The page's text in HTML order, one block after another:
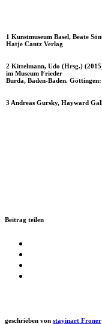
1 Kunstmuseum Basel, Beate
Hatje Cantz Verlag
2 Kittelmann, Udo (Hrsg.)
im Museum Frieder
Burda, Baden-Baden.
3 Andreas Gursky, Hayward
Beitrag teilen
geschrieben von stayinart Froner